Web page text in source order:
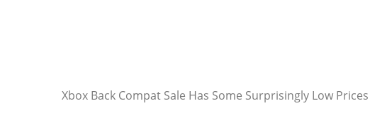
Xbox Back Compat Sale Has Some Surprisingly Low